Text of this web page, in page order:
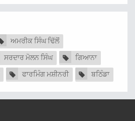
ਅਮਰੀਕ ਸਿੰਘ ਢਿੱਲੋਂ
ਸਰਦਾਰ ਮੋਲਨ ਸਿੰਘ
ਗਿਆਨਾ
ਫਾਰਮਿੰਗ ਮਸ਼ੀਨਰੀ ਬਠਿੰਡਾ